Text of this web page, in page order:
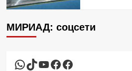
МИРИАД: соцсети
WhatsApp
TikTok
YouTube
Facebook
Facebook